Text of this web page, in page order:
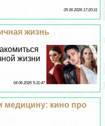
05 06 2026 17:20:31
жизнь
жизни
04 06 2026 5:31:47
медицину: кино про